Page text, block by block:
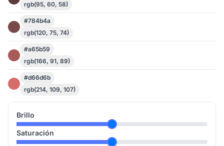
rgb(95, 60, 58)
#784b4a
rgb(120, 75, 74)
#a65b59
rgb(166, 91, 89)
#d66d6b
rgb(214, 109, 107)
Brillo
Saturación